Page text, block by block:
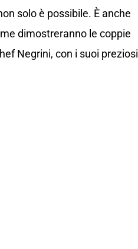
solo è possibile. È anche
dimostreranno le coppie
Negrini, con i suoi preziosi